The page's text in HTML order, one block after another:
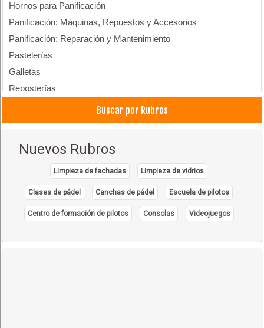
Hornos para Panificación
Panificación: Máquinas, Repuestos y Accesorios
Panificación: Reparación y Mantenimiento
Pastelerías
Galletas
Reposterías
Pasteleria para Diabebéticos
Buscar por Rubros
Nuevos Rubros
Limpieza de fachadas Limpieza de vidrios
Clases de pádel Canchas de pádel Escuela de pilotos
Centro de formación de pilotos Consolas Videojuegos